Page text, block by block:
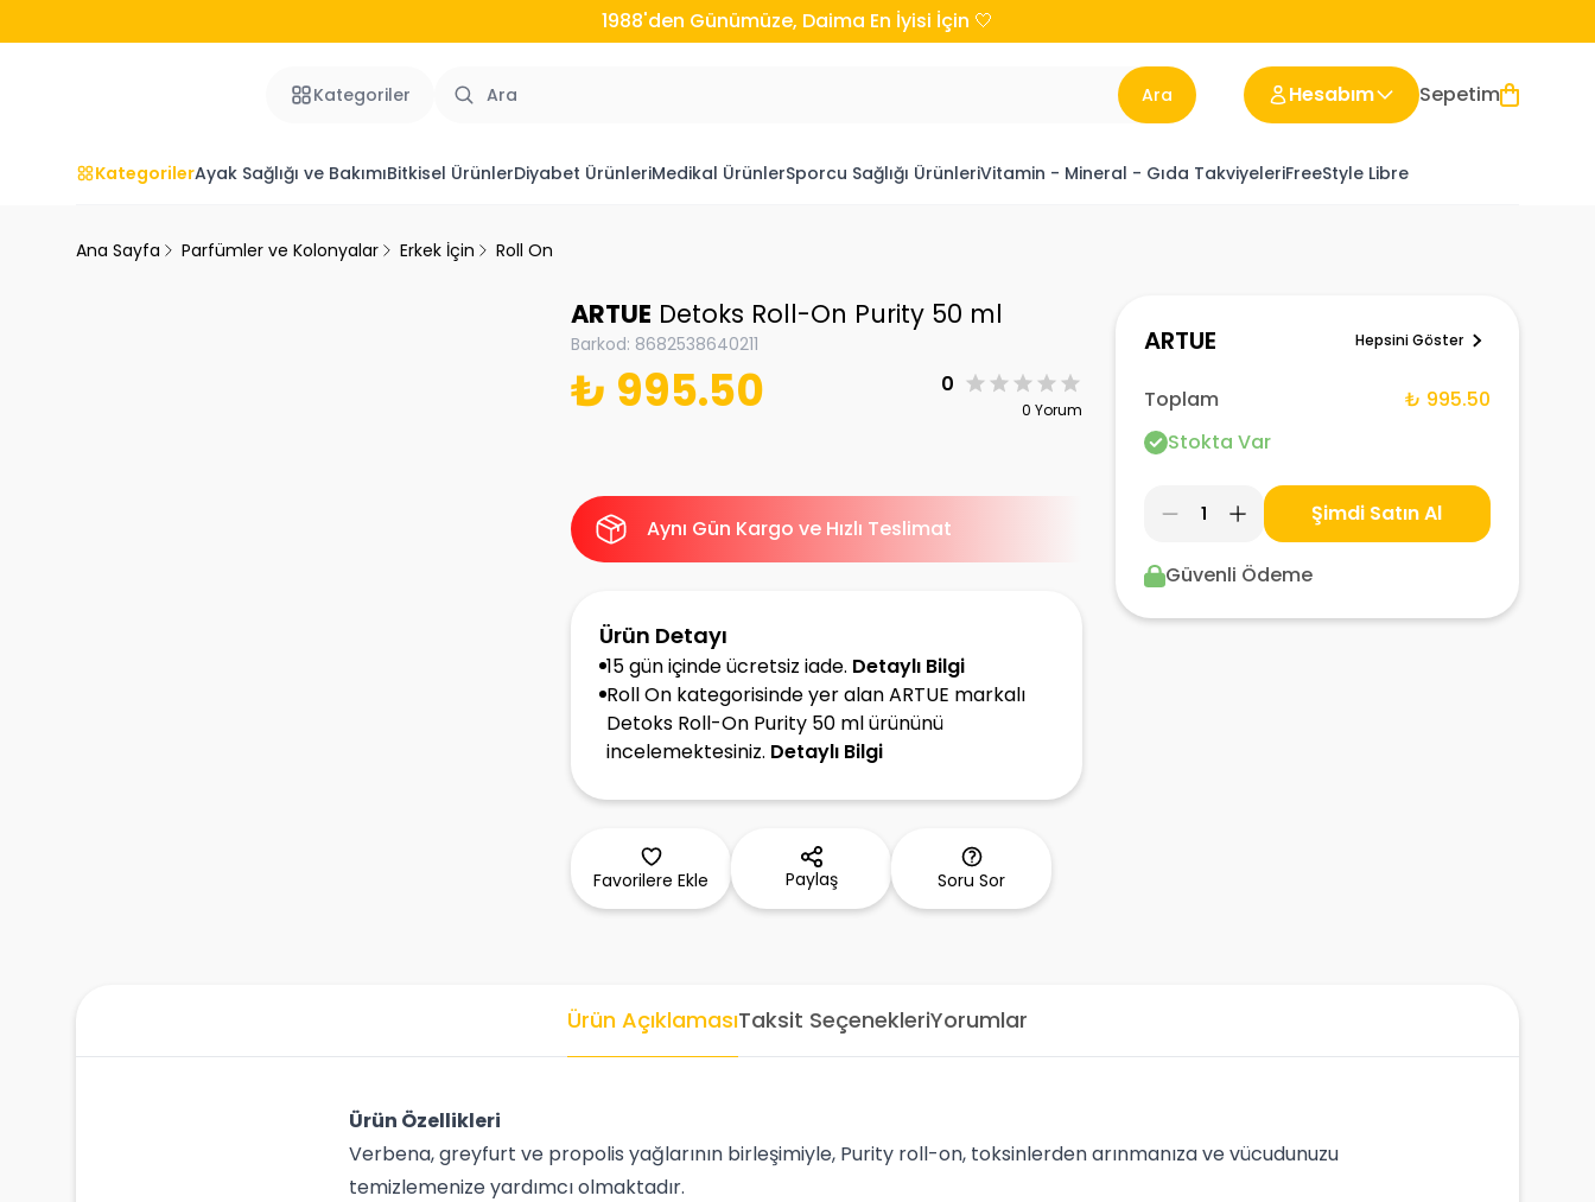
1988'den Günümüze, Daima En İyisi İçin 🤍
Kategoriler Ara Hesabım Sepetim
KategorilerAyak Sağlığı ve BakımıBitkisel ÜrünlerDiyabet ÜrünleriMedikal ÜrünlerSporcu Sağlığı ÜrünleriVitamin - Mineral - Gıda TakviyeleriFreeStyle Libre
Ana Sayfa Parfümler ve Kolonyalar Erkek İçin Roll On
ARTUE Detoks Roll-On Purity 50 ml
Barkod: 8682538640211
₺ 995.50 0
0 Yorum
Aynı Gün Kargo ve Hızlı Teslimat
Ürün Detayı
15 gün içinde ücretsiz iade. Detaylı Bilgi
Roll On kategorisinde yer alan ARTUE markalı
Detoks Roll-On Purity 50 ml ürününü
incelemektesiniz. Detaylı Bilgi
Favorilere Ekle Paylaş Soru Sor
ARTUE Hepsini Göster
Toplam
₺ 995.50
Stokta Var
1 Şimdi Satın Al
Güvenli Ödeme
Ürün AçıklamasıTaksit SeçenekleriYorumlar
Ürün Özellikleri
Verbena, greyfurt ve propolis yağlarının birleşimiyle, Purity roll-on, toksinlerden arınmanıza ve vücudunuzu
temizlemenize yardımcı olmaktadır.